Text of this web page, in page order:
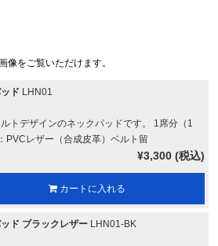
像をご覧いただけます。
ド LHN01
トデザインのネックパッドです。 1席分（1
PVCレザー（合成皮革）ベルト留
¥3,300 (税込)
カートに入れる
ド ブラックレザーLHN01-BK